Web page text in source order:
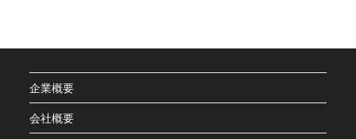
企業概要
会社概要